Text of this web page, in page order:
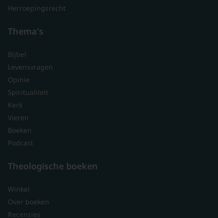
Herroepingsrecht
Thema's
Bijbel
Levensvragen
Opinie
Spiritualiteit
Kerk
Vieren
Boeken
Podcast
Theologische boeken
Winkel
Over boeken
Recensies